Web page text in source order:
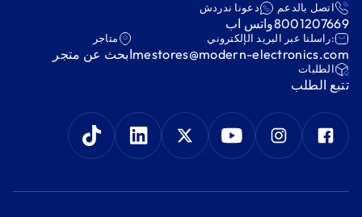
اتصل بالدعم
8001207669
دعونا ندردش
واتس اب
:راسلنا عبر البريد الإلكتروني
mestores@modern-electronics.com
متاجر
ابحث عن متجر
‫الطلبات‬
‫تتبع الطلب‬